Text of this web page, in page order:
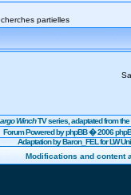
partielles
WinchTV series, adaptated from
Forum Powered byphpBB� 2006
Adaptation by Baron_FEL for LW
Modifications and content